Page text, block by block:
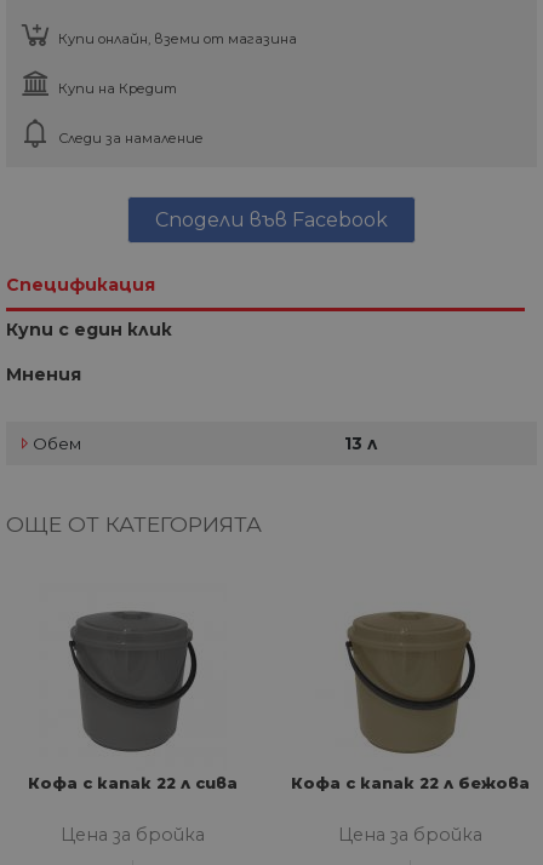
Купи онлайн, вземи от магазина
Купи на Кредит
Следи за намаление
Сподели във Facebook
Спецификация
Купи с един клик
Мнения
Обем 13 л
ОЩЕ ОТ КАТЕГОРИЯТА
Кофа с капак 22 л сива
Цена за бройка
Кофа с капак 22 л бежова
Цена за бройка